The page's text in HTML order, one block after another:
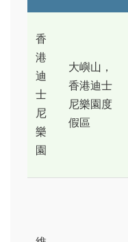
香
港
迪
士
尼
樂
園
大嶼山，
香港迪士
尼樂園度
假區